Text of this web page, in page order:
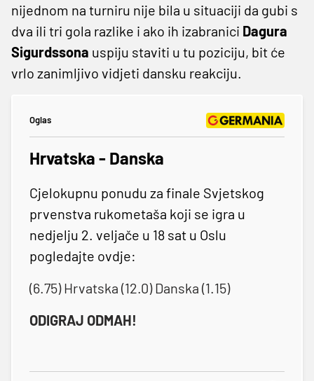
nijednom na turniru nije bila u situaciji da gubi s
dva ili tri gola razlike i ako ih izabranici Dagura
Sigurdssona uspiju staviti u tu poziciju, bit će
vrlo zanimljivo vidjeti dansku reakciju.
Oglas
Hrvatska - Danska
Cjelokupnu ponudu za finale Svjetskog
prvenstva rukometaša koji se igra u
nedjelju 2. veljače u 18 sat u Oslu
pogledajte ovdje:
(6.75) Hrvatska (12.0) Danska (1.15)
ODIGRAJ ODMAH!